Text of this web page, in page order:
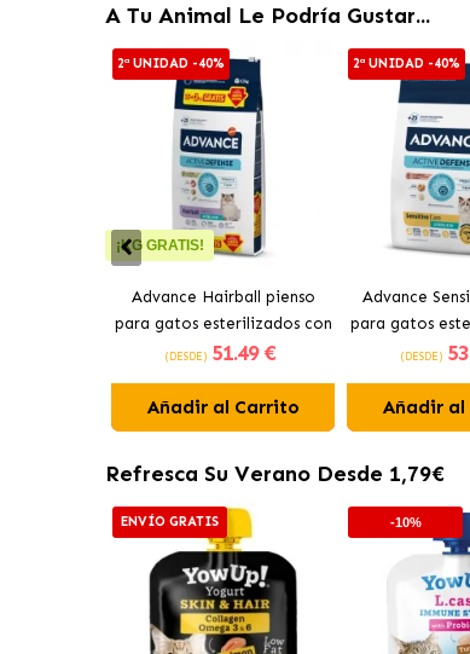
A Tu Animal Le Podría Gustar...
2ª UNIDAD -40%
¡KG GRATIS!
Advance Hairball pienso
para gatos esterilizados con
pavo
(DESDE) 51.49 €
Añadir al Carrito
2ª UNIDAD -40%
Advance
para gatos
(DESDE) 53
Añadir
Refresca Su Verano Desde 1,79€
ENVÍO GRATIS -10%